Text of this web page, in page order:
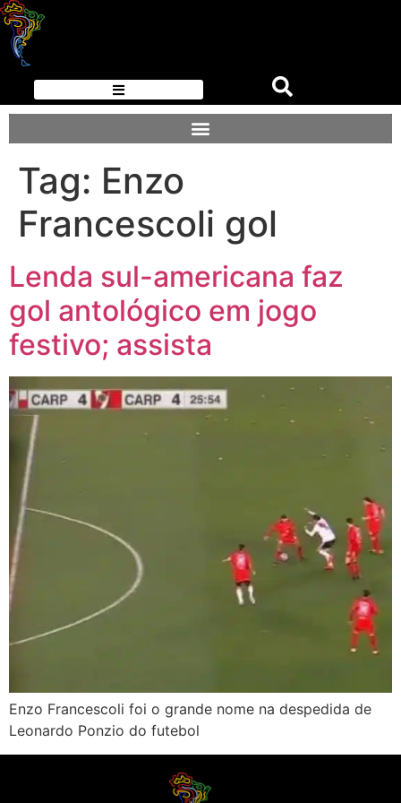
Tag: Enzo
Francescoli gol
Lenda sul-americana faz
gol antológico em jogo
festivo; assista
Enzo Francescoli foi o grande nome na despedida de
Leonardo Ponzio do futebol